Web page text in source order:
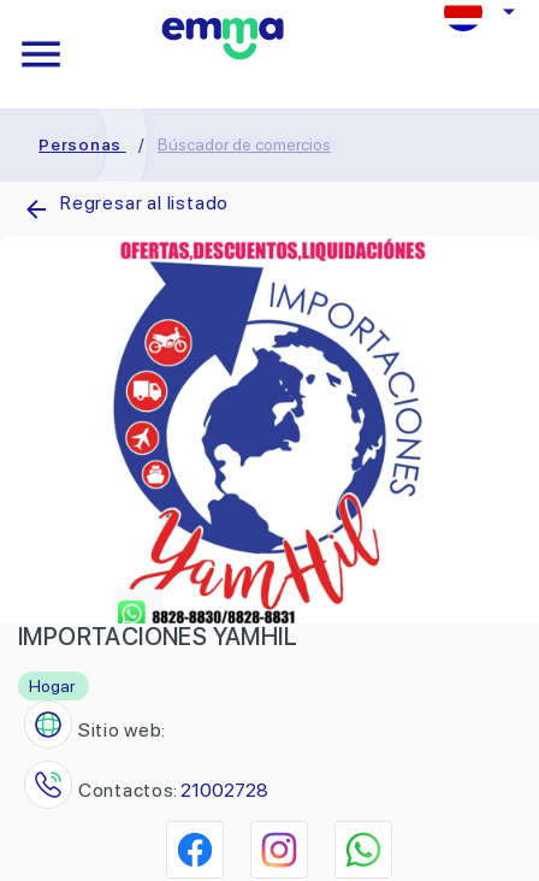
Personas / Búscador de comercios
Regresar al listado
IMPORTACIONES YAMHIL
Hogar
Sitio web:
Contactos: 21002728